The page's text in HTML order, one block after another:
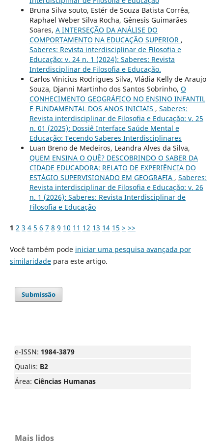
Bruna Silva souto, Estér de Souza Batista Corrêa,
Raphael Weber Silva Rocha, Gênesis Guimarães
Soares, A INTERSEÇÃO DA ANÁLISE DO
COMPORTAMENTO NA EDUCAÇÃO SUPERIOR ,
Saberes: Revista interdisciplinar de Filosofia e
Educação: v. 24 n. 1 (2024): Saberes: Revista
Interdisciplinar de Filosofia e Educação.
Carlos Vinicius Rodrigues Silva, Vládia Kelly de Araujo
Souza, Djanni Martinho dos Santos Sobrinho, O
CONHECIMENTO GEOGRÁFICO NO ENSINO INFANTIL
E FUNDAMENTAL DOS ANOS INICIAIS , Saberes:
Revista interdisciplinar de Filosofia e Educação: v. 25
n. 01 (2025): Dossiê Interface Saúde Mental e
Educação: Tecendo Saberes Interdisciplinares
Luan Breno de Medeiros, Leandra Alves da Silva,
QUEM ENSINA O QUÊ? DESCOBRINDO O SABER DA
CIDADE EDUCADORA: RELATO DE EXPERIÊNCIA DO
ESTÁGIO SUPERVISIONADO EM GEOGRAFIA , Saberes:
Revista interdisciplinar de Filosofia e Educação: v. 26
n. 1 (2026): Saberes: Revista Interdisciplinar de
Filosofia e Educação
1 2 3 4 5 6 7 8 9 10 11 12 13 14 15 > >>
Você também pode iniciar uma pesquisa avançada por
similaridadepara este artigo.
Submissão
e-ISSN: 1984-3879
Qualis: B2
Área: Ciências Humanas
Mais lidos